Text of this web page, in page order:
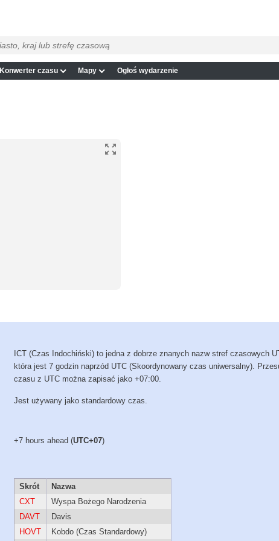
Konwerter czasu Mapy Ogłoś wydarzenie
ICT (Czas Indochiński) to jedna z dobrze znanych nazw stref czasowych
która jest 7 godzin naprzód UTC (Skoordynowany czas uniwersalny).
czasu z UTC można zapisać jako +07:00.
Jest używany jako standardowy czas.
+7 hours ahead (UTC+07)
Skrót
Nazwa
CXT
Wyspa Bożego Narodzenia
DAVT
Davis
HOVT
Kobdo (Czas Standardowy)